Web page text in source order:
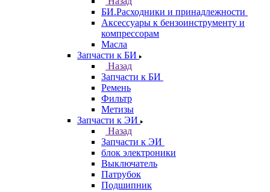
БИ.Расходники и принадлежности
Аксессуары к бензоинструменту и
компрессорам
Масла
Запчасти к БИ
Назад
Запчасти к БИ
Ремень
Фильтр
Метизы
Запчасти к ЭИ
Назад
Запчасти к ЭИ
блок электроники
Выключатель
Патрубок
Подшипник